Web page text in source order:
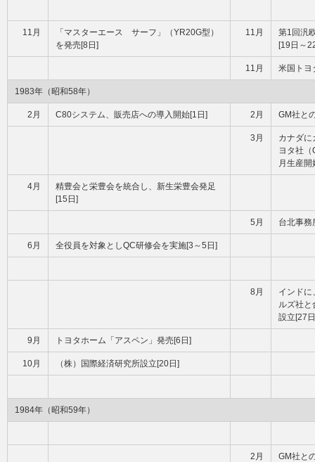
11月
「マスターエース サーフ」（YR20G型）
を発売[8日]
11月
第1回汎
[19日～
11月 米国トヨ
1983年（昭和58年）
2月 C80システム、販売店への導入開始[1日] 2月 GM社と
3月
カナダに
ヨタ社
月生産開
4月
精豊会と栄豊会を統合し、新生栄豊会発足
[15日]
5月 台北事務
6月 全役員を対象としQC研修会を実施[3～5日]
8月
インドに
ルズ社と
設立[27
9月 トヨタホーム「アスペン」発売[6日]
10月 （株）国際経済研究所設立[20日]
1984年（昭和59年）
2月
GM社と